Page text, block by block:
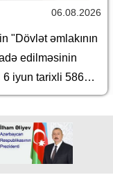
06.08.2026
"Dövlət əmlakının
edilməsinin
6 iyun tarixli 586